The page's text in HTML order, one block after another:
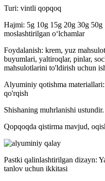
Turi: vintli qopqoq
Hajmi: 5g 10g 15g 20g 30g 50g
moslashtirilgan oʻlchamlar
Foydalanish: krem, yuz
buyumlari, yaltiroqlar, pinlar,
mahsulotlarini to'ldirish uchun
Alyuminiy qotishma
qo'rqish
Shishaning muhrlanishi ustundir.
Qopqoqda qistirma mavjud,
Pastki qalinlashtirilgan dizayn:
tanlov uchun ikkitasi